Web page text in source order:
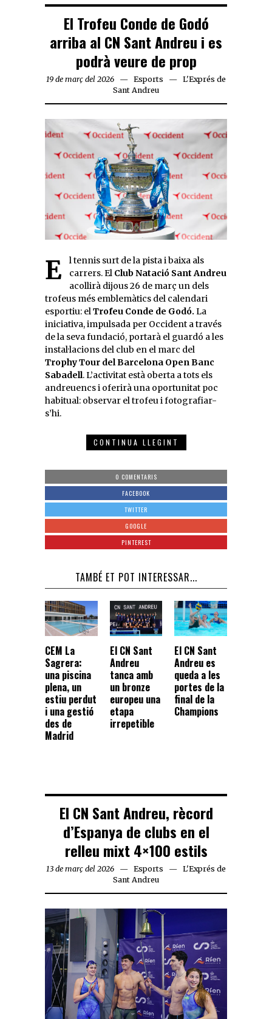
El Trofeu Conde de Godó
arriba al CN Sant Andreu i es
podrà veure de prop
19 de març del 2026 Esports
L'Exprés de
Sant Andreu
El tennis surt de la pista i baixa als carrers. El Club Natació Sant Andreu
acollirà dijous 26 de març un dels
trofeus més emblemàtics del calendari
esportiu: elTrofeu Conde de Godó. La
iniciativa, impulsada per Occident a través
de la seva fundació, portarà el guardó a les
instal·lacions del club en el marc del
Trophy Tour del Barcelona Open Banc
Sabadell. L’activitat està oberta a tots els
andreuencs i oferirà una oportunitat poc
habitual: observar el trofeu i fotografiar-
s’hi.
CONTINUA LLEGINT
0 COMENTARIS
FACEBOOK
TWITTER
GOOGLE
PINTEREST
TAMBÉ ET POT INTERESSAR...
CEM La
Sagrera:
una piscina
plena, un
estiu perdut
i una gestió
des de
Madrid
El CN Sant
Andreu
tanca amb
un bronze
europeu una
etapa
irrepetible
El CN Sant
Andreu es
queda a les
portes de la
final de la
Champions
El CN Sant Andreu, rècord
d’Espanya de clubs en el
relleu mixt 4×100 estils
13 de març del 2026 Esports
L'Exprés de
Sant Andreu